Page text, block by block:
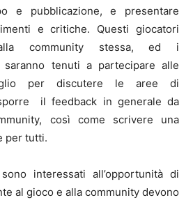
e pubblicazione, e presentare
e critiche. Questi giocatori
community stessa, ed i
saranno tenuti a partecipare alle
per discutere le aree di
il feedback in generale da
così come scrivere una
per tutti.
interessati all’opportunità di
al gioco e alla community devono